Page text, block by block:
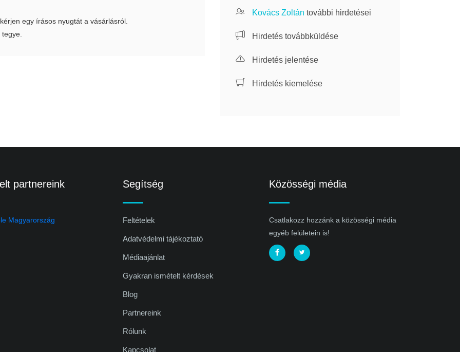
egy írásos nyugtát a vásárlásról.
Kovács Zoltán további hirdetései
Hirdetés továbbküldése
Hirdetés jelentése
Hirdetés kiemelése
partnereink Segítség
Feltételek
Adatvédelmi tájékoztató
Médiaajánlat
Gyakran ismételt kérdések
Blog
Partnereink
Rólunk
Kapcsolat
Közösségi média
Csatlakozz hozzánk a közösségi média
egyéb felületein is!